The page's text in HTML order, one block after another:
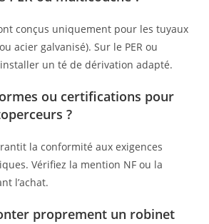
conçus uniquement pour les tuyaux
acier galvanisé). Sur le PER ou
un té de dérivation adapté.
ou certifications pour
?
la conformité aux exigences
Vérifiez la mention NF ou la
l’achat.
proprement un robinet